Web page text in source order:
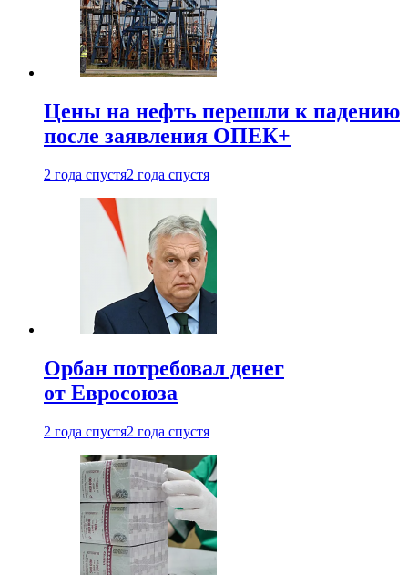
Цены на нефть перешли к падению
после заявления ОПЕК+
2 года спустя2 года спустя
Орбан потребовал денег
от Евросоюза
2 года спустя2 года спустя